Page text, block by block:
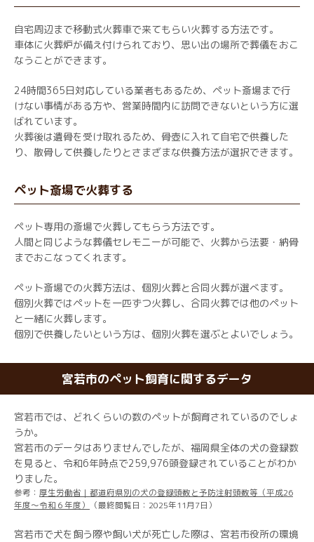
自宅周辺まで移動式火葬車で来てもらい火葬する方法です。
車体に火葬炉が備え付けられており、思い出の場所で葬儀をおこ
なうことができます。
24時間365日対応している業者もあるため、ペット斎場まで行
けない事情がある方や、営業時間内に訪問できないという方に選
ばれています。
火葬後は遺骨を受け取れるため、骨壺に入れて自宅で供養した
り、散骨して供養したりとさまざまな供養方法が選択できます。
ペット斎場で火葬する
ペット専用の斎場で火葬してもらう方法です。
人間と同じような葬儀セレモニーが可能で、火葬から法要・納骨
までおこなってくれます。
ペット斎場での火葬方法は、個別火葬と合同火葬が選べます。
個別火葬ではペットを一匹ずつ火葬し、合同火葬では他のペット
と一緒に火葬します。
個別で供養したいという方は、個別火葬を選ぶとよいでしょう。
宮若市のペット飼育に関するデータ
宮若市では、どれくらいの数のペットが飼育されているのでしょ
うか。
宮若市のデータはありませんでしたが、福岡県全体の犬の登録数
を見ると、令和6年時点で259,976頭登録されていることがわか
りました。
参考： 厚生労働省｜都道府県別の犬の登録頭数と予防注射頭数等（平成26
年度～令和６年度）
（最終閲覧日：2025年11月7日）
宮若市で犬を飼う際や飼い犬が死亡した際は、宮若市役所の環境